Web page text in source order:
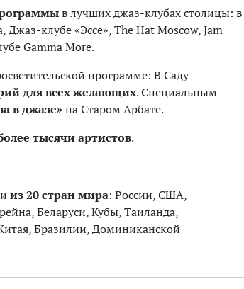
в лучших джаз-клубах столицы: в
клубе «Эссе», The Hat Moscow, Jam
Gamma More.
программе: В Саду
для всех желающих. Специальным
в джазе»на Старом Арбате.
тысячи артистов.
из 20 стран мира: России, США,
Беларуси, Кубы, Таиланда,
Бразилии, Доминиканской